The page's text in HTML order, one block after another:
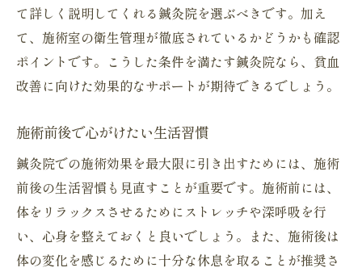
て詳しく説明してくれる鍼灸院を選ぶべきです。加え
て、施術室の衛生管理が徹底されているかどうかも確認
ポイントです。こうした条件を満たす鍼灸院なら、貧血
改善に向けた効果的なサポートが期待できるでしょう。
施術前後で心がけたい生活習慣
鍼灸院での施術効果を最大限に引き出すためには、施術
前後の生活習慣も見直すことが重要です。施術前には、
体をリラックスさせるためにストレッチや深呼吸を行
い、心身を整えておくと良いでしょう。また、施術後は
体の変化を感じるために十分な休息を取ることが推奨さ